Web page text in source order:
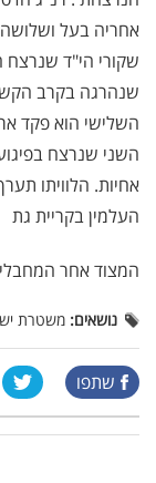
שקורי הי"ד שנרצח
העלמין בקריית גת
המצוד אחר
נושאים: משטרת
שתפו